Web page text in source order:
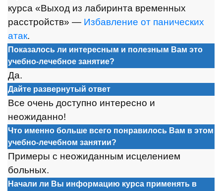
курса «Выход из лабиринта временных
расстройств» — Избавление от панических
атак.
Показалось ли интересным и полезным Вам это
учебно-лечебное занятие?
Да.
Дайте развернутый ответ
Все очень доступно интересно и
неожиданно!
Что именно больше всего понравилось Вам в этом
учебно-лечебном занятии?
Примеры с неожиданным исцелением
больных.
Начали ли Вы информацию курса применять в